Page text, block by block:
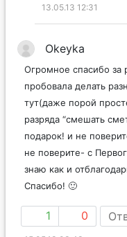
13.05.13 12:31
Okeyka
Огромное спасибо за
пробовала делать
тут(даже порой
разряда “смешать
подарок! и не
не поверите- с
знаю как и
Спасибо! 🙂
1 0